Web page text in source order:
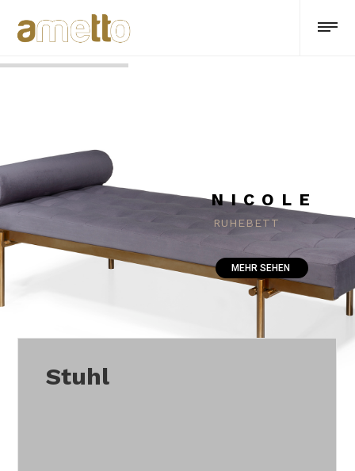
NICOLE
RUHEBETT
MEHR SEHEN
Stuhl